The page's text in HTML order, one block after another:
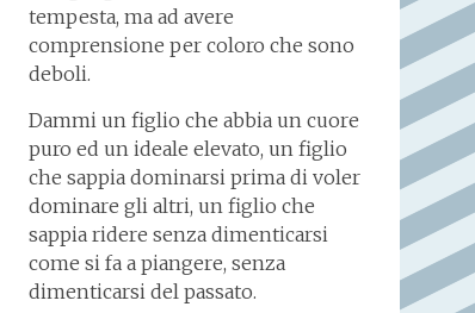
tempesta, ma ad avere
comprensione per coloro che sono
deboli.
Dammi un figlio che abbia un cuore
puro ed un ideale elevato, un figlio
che sappia dominarsi prima di voler
dominare gli altri, un figlio che
sappia ridere senza dimenticarsi
come si fa a piangere, senza
dimenticarsi del passato.